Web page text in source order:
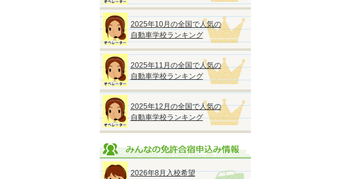
2025年10月の全国で人気の
自動車学校ランキング
2025年11月の全国で人気の
自動車学校ランキング
2025年12月の全国で人気の
自動車学校ランキング
2026年8月入校希望